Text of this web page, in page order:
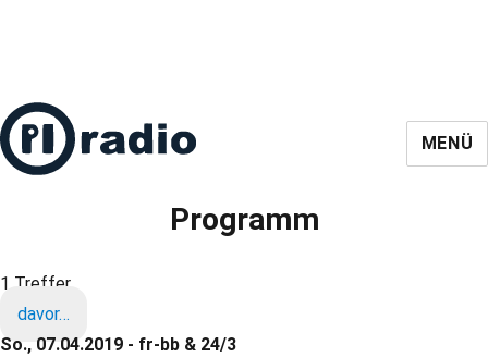
MENÜ
Programm
1 Treffer
davor…
So., 07.04.2019 - fr-bb & 24/3